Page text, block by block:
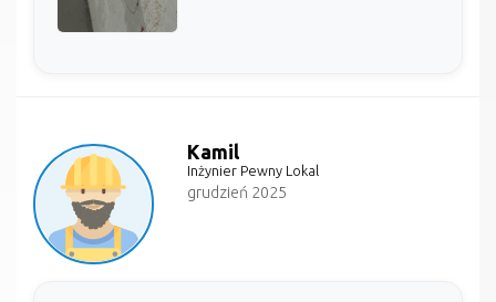
Kamil
Inżynier Pewny Lokal
grudzień 2025